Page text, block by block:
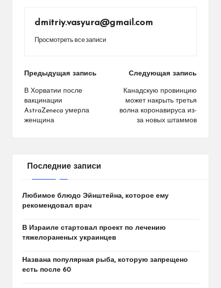
dmitriy.vasyura@gmail.com
Просмотреть все записи
Навигация
по
записям
Предыдущая запись
В Хорватии после
вакцинации
AstraZeneca умерла
женщина
Следующая запись
Канадскую провинцию
может накрыть третья
волна коронавируса из-
за новых штаммов
Последние записи
Любимое блюдо Эйнштейна, которое ему
рекомендовал врач
В Израиле стартовал проект по лечению
тяжелораненых украинцев
Названа популярная рыба, которую запрещено
есть после 60